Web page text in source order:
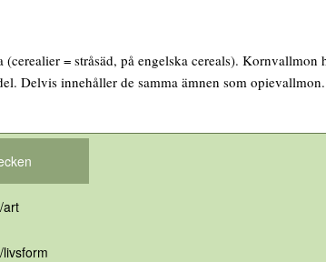
= stråsäd, på engelska cereals). Kornvallmon
Delvis innehåller de samma ämnen som opievallmon.
art